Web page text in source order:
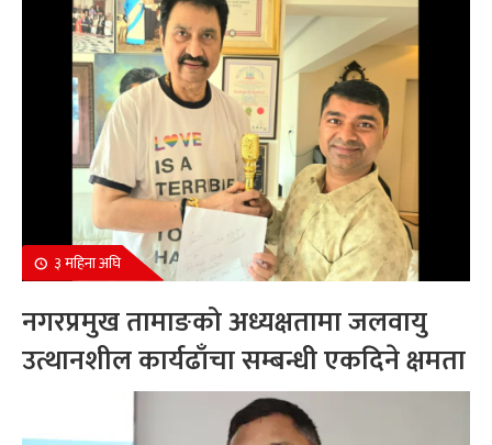
३ महिना अघि
नगरप्रमुख तामाङको अध्यक्षतामा जलवायु
उत्थानशील कार्यढाँचा सम्बन्धी एकदिने क्षमता
अभिवृद्धि कार्यक्रम सम्पन्न